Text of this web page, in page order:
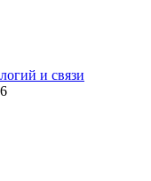
и связи